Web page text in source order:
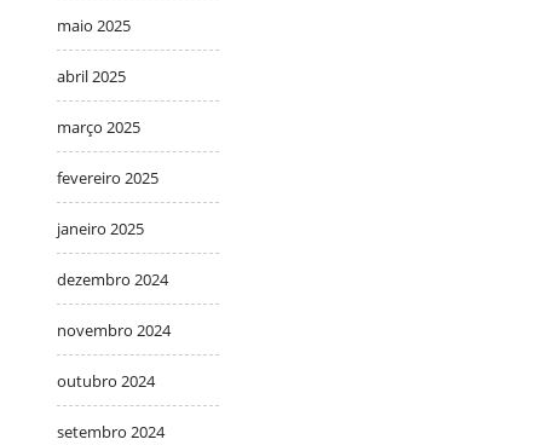
maio 2025
abril 2025
março 2025
fevereiro 2025
janeiro 2025
dezembro 2024
novembro 2024
outubro 2024
setembro 2024